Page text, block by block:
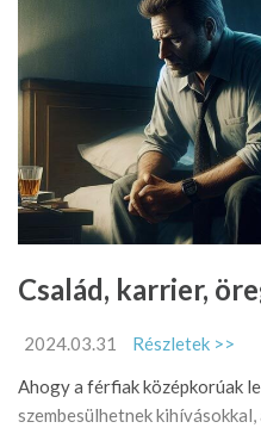
Család, karrier,
2024.03.31
Részletek >>
Ahogy a férfiak középkorúak
szembesülhetnek